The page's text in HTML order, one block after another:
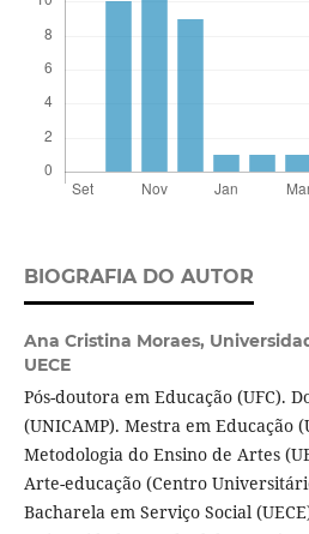
BIOGRAFIA DO AUTOR
Ana Cristina Moraes,
UECE
Pós-doutora em Educação (UFC).
(UNICAMP). Mestra em Educação
Metodologia do Ensino de Artes
Arte-educação (Centro
Bacharela em Serviço Social